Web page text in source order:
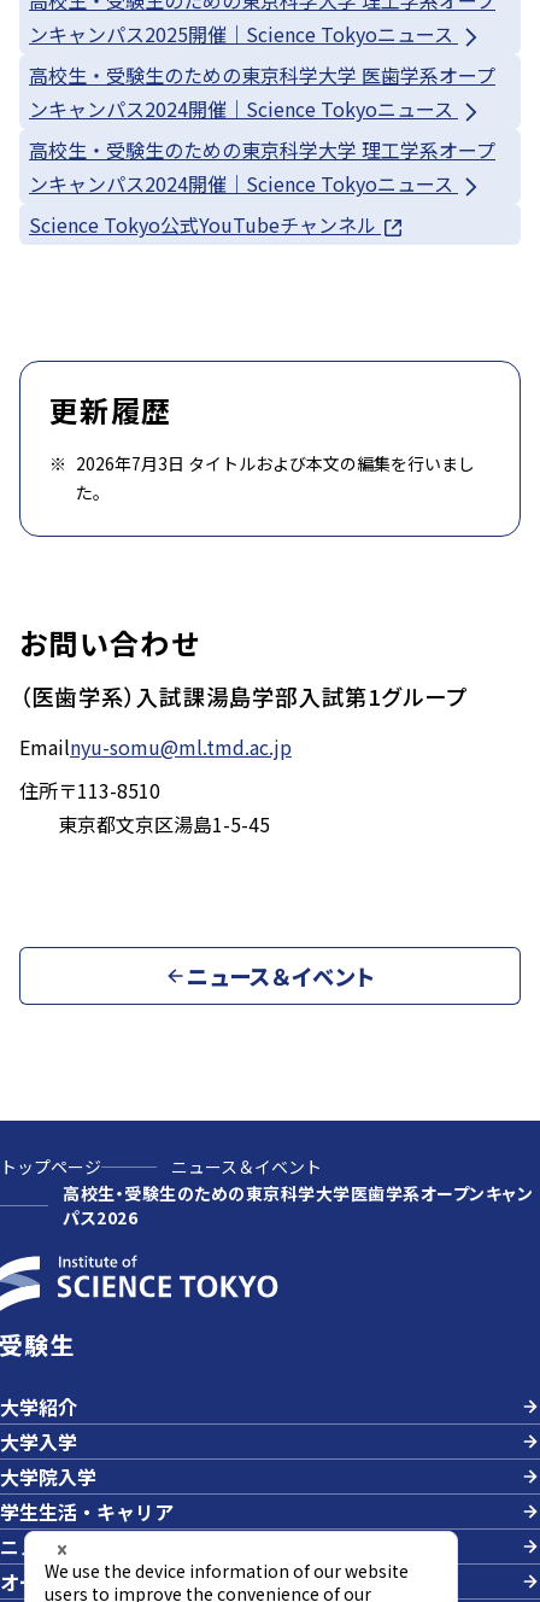
ンキャンパス2025開催｜Science Tokyoニュース
高校生・受験生のための東京科学大学 医歯学系オープ
ンキャンパス2024開催｜Science Tokyoニュース
高校生・受験生のための東京科学大学 理工学系オープ
ンキャンパス2024開催｜Science Tokyoニュース
Science Tokyo公式YouTubeチャンネル
更新履歴
2026年7月3日 タイトルおよび本文の編集を行いまし
た。
お問い合わせ
（医歯学系）入試課湯島学部入試第1グループ
Emailnyu-somu@ml.tmd.ac.jp
住所〒113-8510
東京都文京区湯島1-5-45
ニュース＆イベント
トップページ
ニュース＆イベント
高校生・受験生のための東京科学大学医歯学系オープンキャン
パス2026
受験生
大学紹介
大学入学
大学院入学
学生生活・キャリア
ニュース＆イベント
オープンキャンパス・説明会